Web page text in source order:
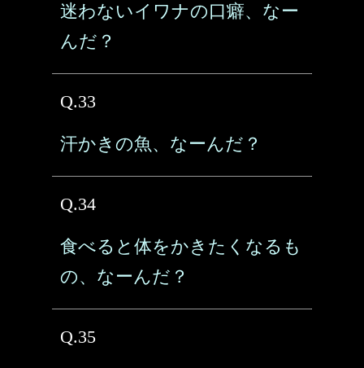
迷わないイワナの口癖、なー
んだ？
Q.33
汗かきの魚、なーんだ？
Q.34
食べると体をかきたくなるも
の、なーんだ？
Q.35